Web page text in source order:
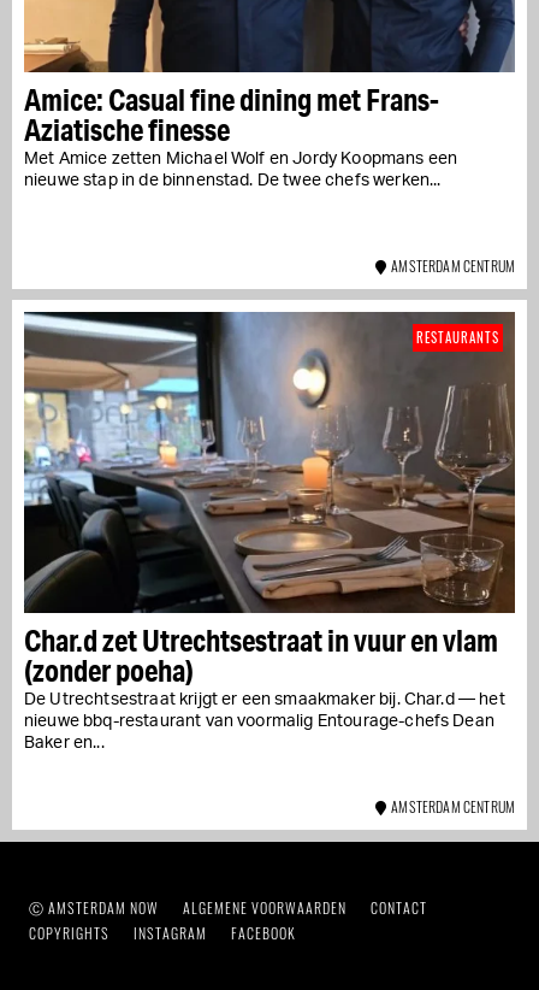
Amice: Casual fine dining met Frans-
Aziatische finesse
Met Amice zetten Michael Wolf en Jordy Koopmans een
nieuwe stap in de binnenstad. De twee chefs werken...
AMSTERDAM CENTRUM
Char.d zet Utrechtsestraat in vuur en vlam
(zonder poeha)
De Utrechtsestraat krijgt er een smaakmaker bij. Char.d — het
nieuwe bbq-restaurant van voormalig Entourage-chefs Dean
Baker en...
RESTAURANTS
AMSTERDAM CENTRUM
Ⓒ AMSTERDAM NOW ALGEMENE VOORWAARDEN
CONTACT
COPYRIGHTS
INSTAGRAM FACEBOOK